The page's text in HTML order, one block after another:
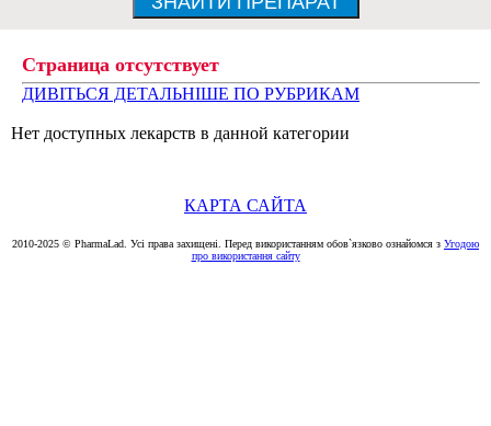
Страница отсутствует
ДИВІТЬСЯ ДЕТАЛЬНІШЕ ПО РУБРИКАМ
Нет доступных лекарств в данной категории
КАРТА САЙТА
2010-2025 © PharmaLad. Усі права захищені. Перед використанням обов`язково ознайомся з Угодою
про використання сайту